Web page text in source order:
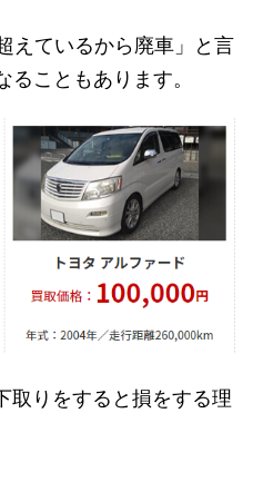
えているから廃車」と言
こともあります。
取りをすると損をする理